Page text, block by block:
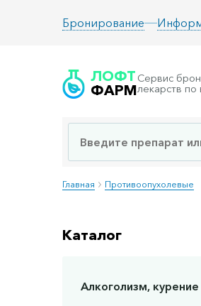
Бронирование
ЛОФТ
ФАРМ
Сервис
лекарств
Главная Противоопухолевые
Каталог
Алкоголизм, курение